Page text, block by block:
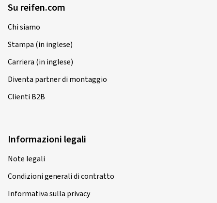
Su reifen.com
Chi siamo
Stampa (in inglese)
Carriera (in inglese)
Diventa partner di montaggio
Clienti B2B
Informazioni legali
Note legali
Condizioni generali di contratto
Informativa sulla privacy